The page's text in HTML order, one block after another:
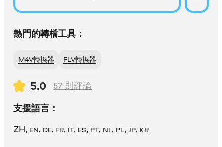
熱門的轉檔工具：
M4V轉換器 FLV轉換器
5.0 57 則評論
支援語言：
ZH, EN, DE, FR, IT, ES, PT, NL, PL,JP, KR